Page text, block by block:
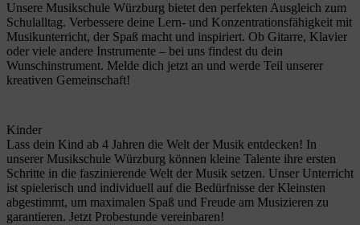
Unsere Musikschule Würzburg bietet den perfekten Ausgleich zum
Schulalltag. Verbessere deine Lern- und Konzentrationsfähigkeit mit
Musikunterricht, der Spaß macht und inspiriert. Ob Gitarre, Klavier
oder viele andere Instrumente – bei uns findest du dein
Wunschinstrument. Melde dich jetzt an und werde Teil unserer
kreativen Gemeinschaft!
Kinder
Lass dein Kind ab 4 Jahren die Welt der Musik entdecken! In
unserer Musikschule Würzburg können kleine Talente ihre ersten
Schritte in die faszinierende Welt der Musik setzen. Unser Unterricht
ist spielerisch und individuell auf die Bedürfnisse der Kleinsten
abgestimmt, um maximalen Spaß und Freude am Musizieren zu
garantieren. Jetzt Probestunde vereinbaren!